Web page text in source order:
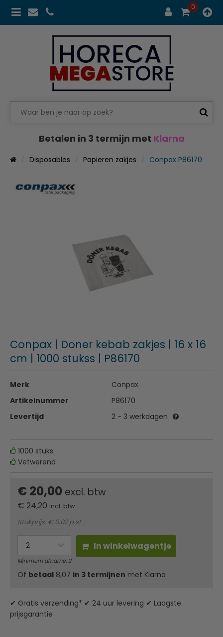
0
Betalen in 3 termijn met Klarna
Disposables Papieren zakjes Conpax P86170
Conpax | Doner kebab zakjes | 16 x 16
cm | 1000 stukss | P86170
Merk
Conpax
Artikelnummer
P86170
Levertijd
2 - 3 werkdagen
1000 stuks
Vetwerend
€ 20,00 excl. btw
€ 24,20 incl. btw
Stukprijs: € 0,02 p.st.
Minimum afname: 2
In winkelwagentje
Of betaal 8,07 in 3 termijnen met Klarna
✔ Gratis verzending* ✔ 24 uur levering ✔ Laagste
prijsgarantie